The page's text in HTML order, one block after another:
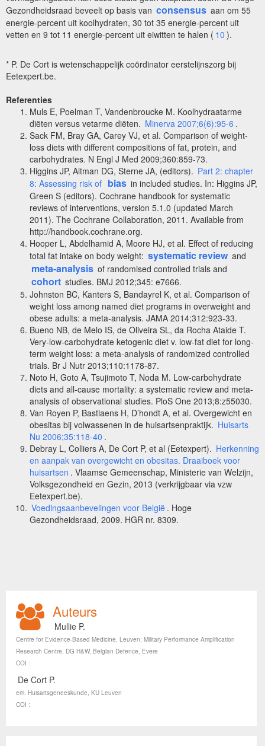
Gezondheidsraad beveelt op basis van consensus aan om 55
energie-percent uit koolhydraten, 30 tot 35 energie-percent uit
vetten en 9 tot 11 energie-percent uit eiwitten te halen ( 10 ).
* P. De Cort is wetenschappelijk coördinator eerstelijnszorg bij
Eetexpert.be.
Referenties
Muls E, Poelman T, Vandenbroucke M. Koolhydraatarme
diëten versus vetarme diëten. Minerva 2007;6(6):95-6 .
Sack FM, Bray GA, Carey VJ, et al. Comparison of weight-
loss diets with different compositions of fat, protein, and
carbohydrates. N Engl J Med 2009;360:859-73.
Higgins JP, Altman DG, Sterne JA, (editors). Part 2: chapter
8: Assessing risk of bias in included studies. In: Higgins JP,
Green S (editors). Cochrane handbook for systematic
reviews of interventions, version 5.1.0 (updated March
2011). The Cochrane Collaboration, 2011. Available from
http://handbook.cochrane.org.
Hooper L, Abdelhamid A, Moore HJ, et al. Effect of reducing
total fat intake on body weight: systematic review and
meta-analysis of randomised controlled trials and
cohort studies. BMJ 2012;345: e7666.
Johnston BC, Kanters S, Bandayrel K, et al. Comparison of
weight loss among named diet programs in overweight and
obese adults: a meta-analysis. JAMA 2014;312:923-33.
Bueno NB, de Melo IS, de Oliveira SL, da Rocha Ataide T.
Very-low-carbohydrate ketogenic diet v. low-fat diet for long-
term weight loss: a meta-analysis of randomized controlled
trials. Br J Nutr 2013;110:1178-87.
Noto H, Goto A, Tsujimoto T, Noda M. Low-carbohydrate
diets and all-cause mortality: a systematic review and meta-
analysis of observational studies. PloS One 2013;8:z55030.
Van Royen P, Bastiaens H, D’hondt A, et al. Overgewicht en
obesitas bij volwassenen in de huisartsenpraktijk. Huisarts
Nu 2006;35:118-40 .
Debray L, Colliers A, De Cort P, et al (Eetexpert). Herkenning
en aanpak van overgewicht en obesitas. Draaiboek voor
huisartsen . Vlaamse Gemeenschap, Ministerie van Welzijn,
Volksgezondheid en Gezin, 2013 (verkrijgbaar via vzw
Eetexpert.be).
Voedingsaanbevelingen voor België . Hoge
Gezondheidsraad, 2009. HGR nr. 8309.
Auteurs
Mullie P.
Centre for Evidence-Based Medicine, Leuven; Military Performance Amplification
Research Centre, DG H&W, Belgian Defence, Evere
COI :
De Cort P.
em. Huisartsgeneeskunde, KU Leuven
COI :